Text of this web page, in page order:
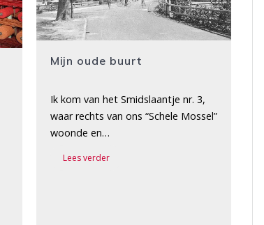
Mijn oude buurt
Ik kom van het Smidslaantje nr. 3,
waar rechts van ons “Schele Mossel”
woonde en…
Lees verder